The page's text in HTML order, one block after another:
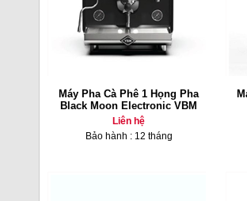
Máy Pha Cà Phê 1 Họng Pha
Black Moon Electronic VBM
Liên hệ
Bảo hành : 12 tháng